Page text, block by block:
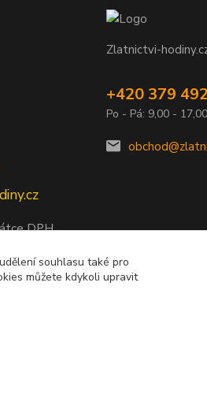
DPH
2010
Zlatnictvi-
+420 379
Po - Pá: 9,00 -
souhlasu také pro
můžete kdykoli upravit